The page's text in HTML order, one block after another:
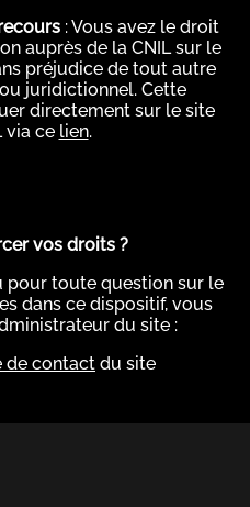
: Vous avez le droit
auprès de la CNIL sur le
préjudice de tout autre
juridictionnel. Cette
directement sur le site
via ce lien.
vos droits ?
pour toute question sur le
dans ce dispositif, vous
du site :
de contact du site